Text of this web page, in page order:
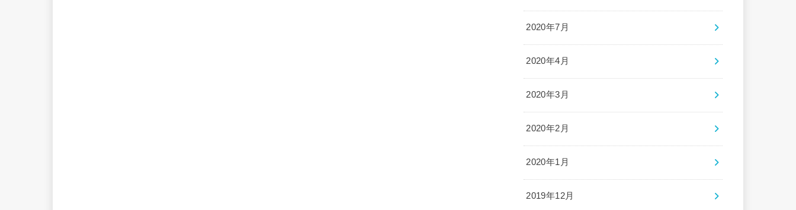
2020年7月
2020年4月
2020年3月
2020年2月
2020年1月
2019年12月